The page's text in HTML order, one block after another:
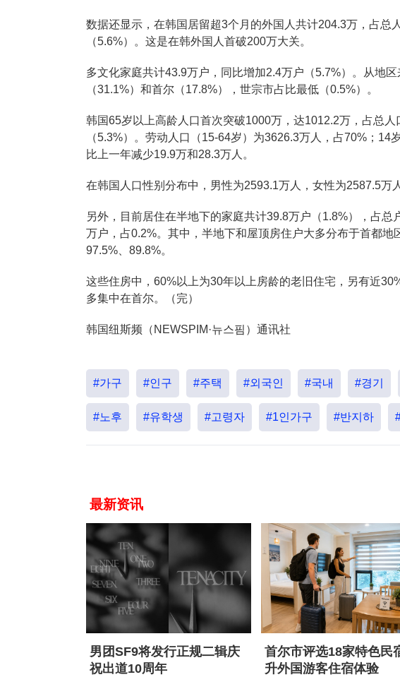
数据还显示，在韩国居留超3个月的外国人共计204.3万，占总
（5.6%）。这是在韩外国人首破200万大关。
多文化家庭共计43.9万户，同比增加2.4万户（5.7%）。从地
（31.1%）和首尔（17.8%），世宗市占比最低（0.5%）。
韩国65岁以上高龄人口首次突破1000万，达1012.2万，占总人
（5.3%）。劳动人口（15-64岁）为3626.3万人，占70%；14
比上一年减少19.9万和28.3万人。
在韩国人口性别分布中，男性为2593.1万人，女性为2587.5万
另外，目前居住在半地下的家庭共计39.8万户（1.8%），占
万户，占0.2%。其中，半地下和屋顶房住户大多分布于首都地
97.5%、89.8%。
这些住房中，60%以上为30年以上房龄的老旧住宅，另有近
多集中在首尔。（完）
韩国纽斯频（NEWSPIM·뉴스핌）通讯社
#가구 #인구 #주택 #외국인 #국내 #경기
#노후 #유학생 #고령자 #1인가구 #반지하
最新资讯
男团SF9将发行正规二辑庆
祝出道10周年
首尔市评选18家特色民
升外国游客住宿体验